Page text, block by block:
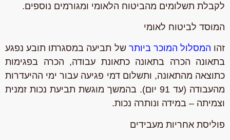
לקבלת תשלומים מהביטוח הלאומי ומגורמים נוספים.
המוסד לביטוח לאומי
זהו המסלול המוכר ביותרשל תביעה במסגרתו תובע נפגע
בתאונה הכרה בתאונה כתאונת עבודה, הכרה בפגימות
כתוצאה מהתאונה, ותשלום דמי פגיעה עבור ימי ההיעדרות
מהעבודה (עד 91 יום). בהמשך מוגשת תביעת נכות זמנית
וצמיתה – במידה ונותרה נכות.
פוליסת אחריות מעבידים